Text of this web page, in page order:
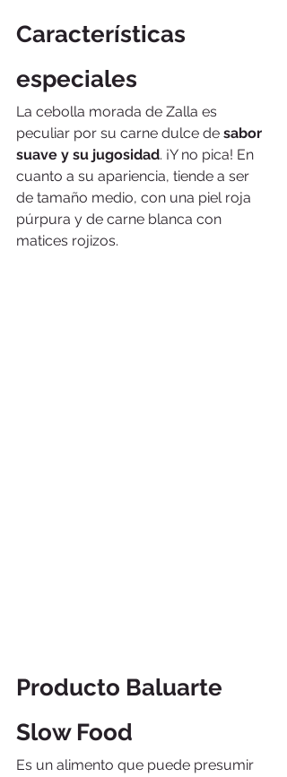
Características
especiales
La cebolla morada de Zalla es
peculiar por su carne dulce de sabor
suave y su jugosidad. ¡Y no pica! En
cuanto a su apariencia, tiende a ser
de tamaño medio, con una piel roja
púrpura y de carne blanca con
matices rojizos.
Producto Baluarte
Slow Food
Es un alimento que puede presumir